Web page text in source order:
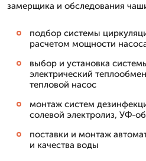
замерщика и обследования
подбор системы
расчетом мощности
выбор и установка
электрический
тепловой насос
монтаж систем
солевой электролиз, УФ-
поставки и монтаж
и качества воды